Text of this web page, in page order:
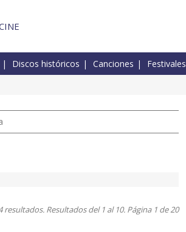
Discos históricos Canciones Festivales
resultados. Resultados del 1 al 10. Página 1 de 20